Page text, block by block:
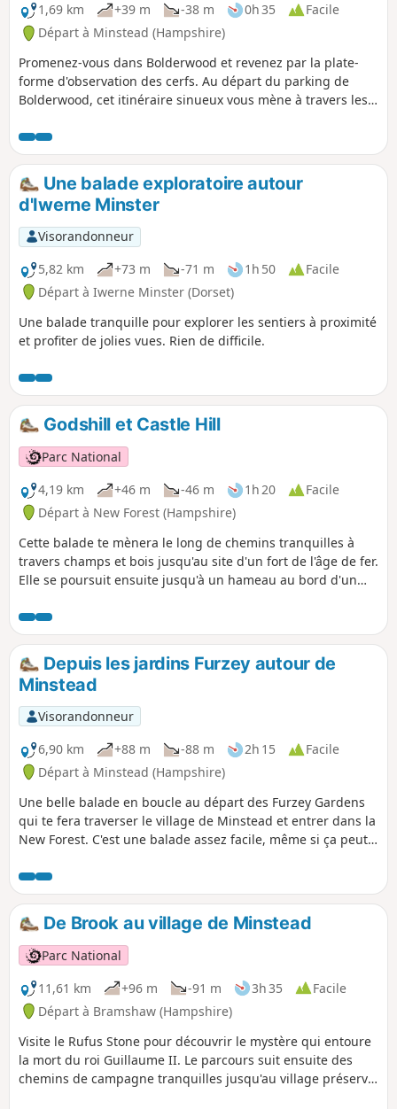
1,69 km
+39 m -38 m 0h 35
Facile
Départ à Minstead (Hampshire)
Promenez-vous dans Bolderwood et revenez par la plate-
forme d'observation des cerfs. Au départ du parking de
Bolderwood, cet itinéraire sinueux vous mène à travers les
majestueux, dont les plus anciens datent de 1860.
Malheureusement, un grand nombre d'arbres ont été
détruits lors des grandes tempêtes de 1987 et 1991, mais
de nombreux nouveaux arbres ont été plantés et d'autres le
seront dans les années à venir.
Une balade exploratoire autour
d'Iwerne Minster
Visorandonneur
5,82 km
+73 m -71 m 1h 50
Facile
Départ à Iwerne Minster (Dorset)
Une balade tranquille pour explorer les sentiers à proximité
et profiter de jolies vues. Rien de difficile.
Godshill et Castle Hill
Parc National
4,19 km
+46 m -46 m 1h 20
Facile
Départ à New Forest (Hampshire)
Cette balade te mènera le long de chemins tranquilles à
travers champs et bois jusqu'au site d'un fort de l'âge de fer.
Elle se poursuit ensuite jusqu'à un hameau au bord d'un
sur la magnifique vallée de l'Avon, avec ses prairies et ses
pâturages riches en faune sauvage, et faire un détour
facultatif par le fort de Castle Hill avant de revenir à
Godshill par des chemins à travers champs et bois.
Depuis les jardins Furzey autour de
Minstead
Visorandonneur
6,90 km
+88 m -88 m 2h 15
Facile
Départ à Minstead (Hampshire)
Une belle balade en boucle au départ des Furzey Gardens
qui te fera traverser le village de Minstead et entrer dans la
New Forest. C'est une balade assez facile, même si ça peut
des Furzey Gardens (gratuit) où tu trouveras un café sympa
qui sert des boissons et des collations. Les Furzey Gardens
sont une association caritative qui aide les personnes ayant
des difficultés d'apprentissage et sont ouverts au public.
Une donation raisonnable est demandée à l'entrée.
De Brook au village de Minstead
Parc National
11,61 km
+96 m -91 m 3h 35
Facile
Départ à Bramshaw (Hampshire)
Visite le Rufus Stone pour découvrir le mystère qui entoure
la mort du roi Guillaume II. Le parcours suit ensuite des
chemins de campagne tranquilles jusqu'au village préservé